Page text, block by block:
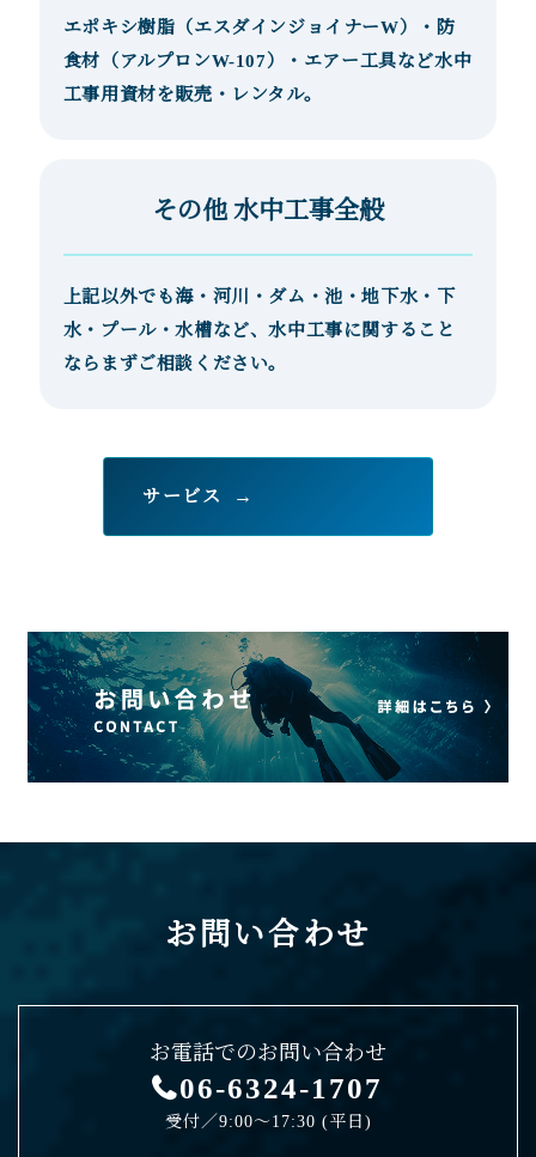
エポキシ樹脂（エスダインジョイナーW）・防
食材（アルプロンW-107）・エアー工具など水中
工事用資材を販売・レンタル。
その他 水中工事全般
上記以外でも海・河川・ダム・池・地下水・下
水・プール・水槽など、水中工事に関すること
ならまずご相談ください。
サービス
お問い合わせ
お電話でのお問い合わせ
06-6324-1707
受付／9:00〜17:30 (平日)